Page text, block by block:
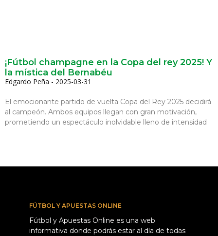
¡Fútbol champagne en la Copa del rey 2025! Y
la mística del Bernabéu
Edgardo Peña 2025-03-31
El emocionante partido de vuelta Copa del Rey 2025 decidirá
al campeón. Ambos equipos llegan con gran motivación,
prometiendo un espectáculo inolvidable lleno de intensidad
FÚTBOL Y APUESTAS ONLINE
Fútbol y Apuestas Online es una web
informativa donde podrás estar al día de todas